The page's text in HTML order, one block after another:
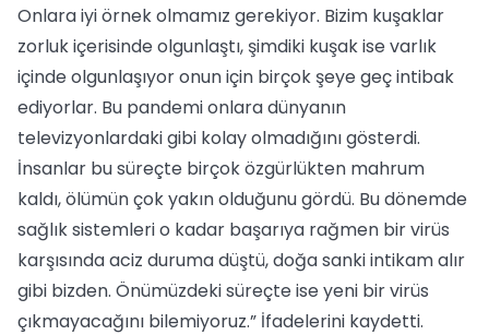
Onlara iyi örnek olmamız gerekiyor. Bizim kuşaklar
zorluk içerisinde olgunlaştı, şimdiki kuşak ise varlık
içinde olgunlaşıyor onun için birçok şeye geç intibak
ediyorlar. Bu pandemi onlara dünyanın
televizyonlardaki gibi kolay olmadığını gösterdi.
İnsanlar bu süreçte birçok özgürlükten mahrum
kaldı, ölümün çok yakın olduğunu gördü. Bu dönemde
sağlık sistemleri o kadar başarıya rağmen bir virüs
karşısında aciz duruma düştü, doğa sanki intikam alır
gibi bizden. Önümüzdeki süreçte ise yeni bir virüs
çıkmayacağını bilemiyoruz.” İfadelerini kaydetti.